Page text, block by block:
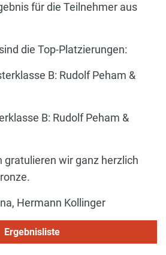
für die Teilnehmer aus
die Top-Platzierungen:
B: Rudolf Peham &
B: Rudolf Peham &
gratulieren wir ganz herzlich
Hermann Kollinger
Ergebnisliste